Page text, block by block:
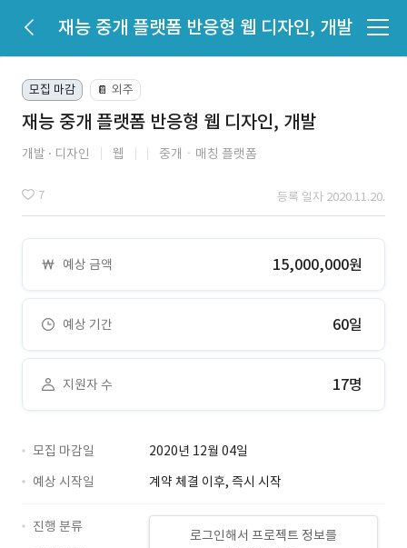
재능 중개 플랫폼 반응형 웹 디자인, 개발
모집 마감 📔 외주
재능 중개 플랫폼 반응형 웹 디자인, 개발
개발 디자인 웹 중개ㆍ매칭 플랫폼
7 등록 일자 2020.11.20.
예상 금액 15,000,000원
예상 기간 60일
지원자 수 17명
모집 마감일
2020년 12월 04일
예상 시작일
계약 체결 이후, 즉시 시작
로그인해서 프로젝트 정보를
진행 분류